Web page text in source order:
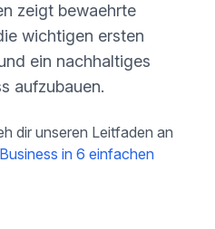
zeigt bewaehrte
wichtigen ersten
ein nachhaltiges
aufzubauen.
dir unseren Leitfaden an
in 6 einfachen